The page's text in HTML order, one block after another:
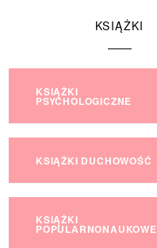
KSIĄŻKI
KSIĄŻKI
PSYCHOLOGICZNE
KSIĄŻKI DUCHOWOŚĆ
KSIĄŻKI
POPULARNONAUKOWE